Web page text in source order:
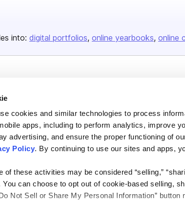
cookies and similar technologies to process
apps, including to perform analytics, improve
advertising, and ensure the proper functioning of
Policy. By continuing to use our sites and apps,
of these activities may be considered “selling,”
You can choose to opt out of cookie-based selling,
Not Sell or Share My Personal Information” button
into: digital portfolios online yearbooks online
flipbooks and